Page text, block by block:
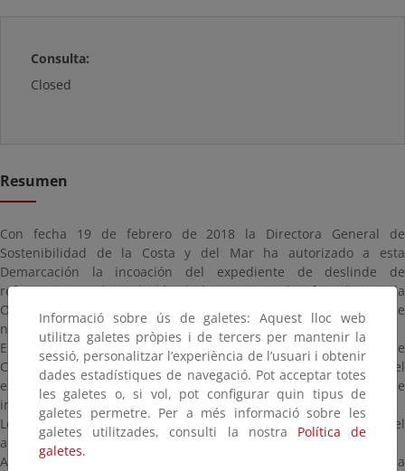
Consulta:
Closed
Resumen
Con fecha 19 de febrero de 2018 la Directora General de
Sostenibilidad de la Costa y del Mar ha autorizado a esta
Demarcación la incoación del expediente de deslinde de
referencia para la exclusión de los terrenos desafectados por la
Orden del Ministerio de Hacienda y Función Pública de 2 de
noviembre de 2017.
En cumplimiento de estas instrucciones, esta Demarcación de
Costas en Cantabria ha iniciado de oficio la tramitación del
expediente de rectificación del deslinde, dictando providencia de
incoación de fecha 27 de febrero de 2018.
Lo que se hace público en cumplimento de lo establecido en el
artículo 27.1.c) del Reglamento General de Costas.
A estos efectos, y con el fin de que cualquier interesado pueda
Informació sobre ús de galetes: Aquest lloc web
utilitza galetes pròpies i de tercers per mantenir la
sessió, personalitzar l’experiència de l’usuari i obtenir
dades estadístiques de navegació. Pot acceptar totes
les galetes o, si vol, pot configurar quin tipus de
galetes permetre. Per a més informació sobre les
galetes utilitzades, consulti la nostra Política de
galetes.